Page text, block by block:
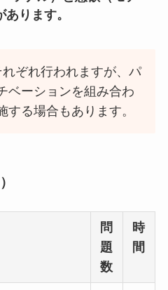
ります。
ぞれ行われますが、パ
ベーションを組み合わ
する場合もあります。
問
題
数
時
間